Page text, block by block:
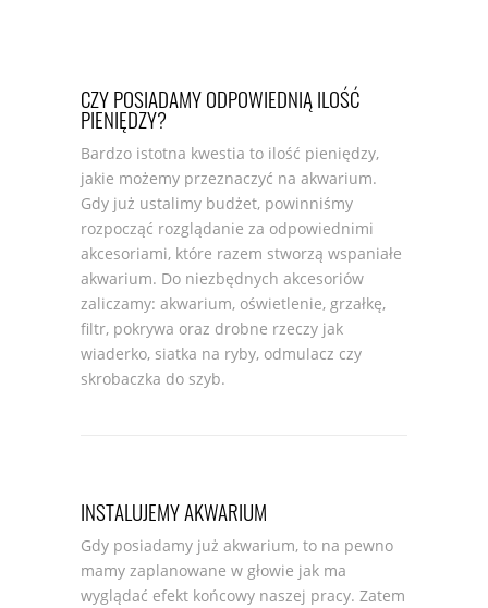
CZY POSIADAMY ODPOWIEDNIĄ ILOŚĆ
PIENIĘDZY?
Bardzo istotna kwestia to ilość pieniędzy,
jakie możemy przeznaczyć na akwarium.
Gdy już ustalimy budżet, powinniśmy
rozpocząć rozglądanie za odpowiednimi
akcesoriami, które razem stworzą wspaniałe
akwarium. Do niezbędnych akcesoriów
zaliczamy: akwarium, oświetlenie, grzałkę,
filtr, pokrywa oraz drobne rzeczy jak
wiaderko, siatka na ryby, odmulacz czy
skrobaczka do szyb.
INSTALUJEMY AKWARIUM
Gdy posiadamy już akwarium, to na pewno
mamy zaplanowane w głowie jak ma
wyglądać efekt końcowy naszej pracy. Zatem